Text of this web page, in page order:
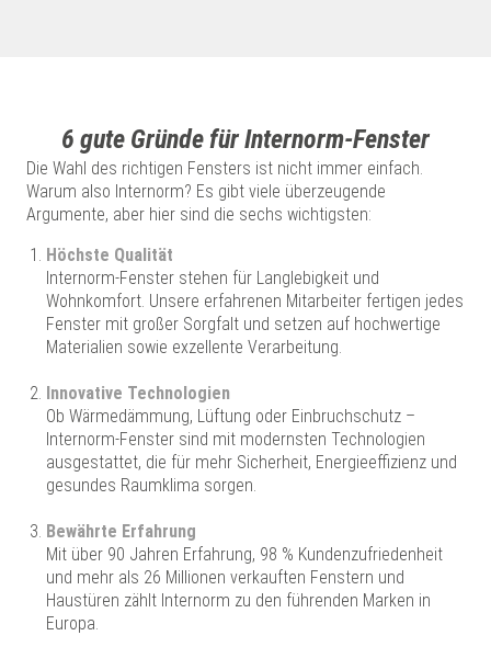
6 gute Gründe für Internorm-Fenster
Die Wahl des richtigen Fensters ist nicht immer einfach.
Warum also Internorm? Es gibt viele überzeugende
Argumente, aber hier sind die sechs wichtigsten:
Höchste Qualität
Internorm-Fenster stehen für Langlebigkeit und
Wohnkomfort. Unsere erfahrenen Mitarbeiter fertigen jedes
Fenster mit großer Sorgfalt und setzen auf hochwertige
Materialien sowie exzellente Verarbeitung.
Innovative Technologien
Ob Wärmedämmung, Lüftung oder Einbruchschutz –
Internorm-Fenster sind mit modernsten Technologien
ausgestattet, die für mehr Sicherheit, Energieeffizienz und
gesundes Raumklima sorgen.
Bewährte Erfahrung
Mit über 90 Jahren Erfahrung, 98 % Kundenzufriedenheit
und mehr als 26 Millionen verkauften Fenstern und
Haustüren zählt Internorm zu den führenden Marken in
Europa.